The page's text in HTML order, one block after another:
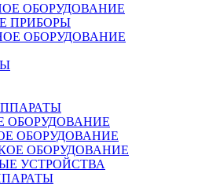
ОБОРУДОВАНИЕ
ПРИБОРЫ
ОБОРУДОВАНИЕ
ОБОРУДОВАНИЕ
ОБОРУДОВАНИЕ
ОБОРУДОВАНИЕ
УСТРОЙСТВА